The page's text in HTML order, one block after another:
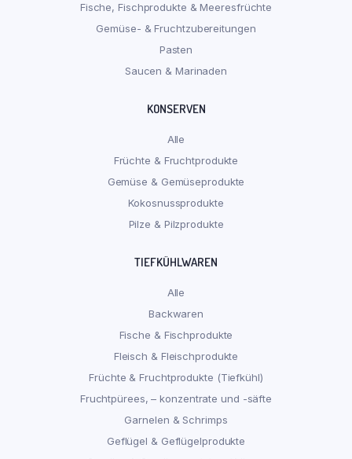
Fische, Fischprodukte & Meeresfrüchte
Gemüse- & Fruchtzubereitungen
Pasten
Saucen & Marinaden
KONSERVEN
Alle
Früchte & Fruchtprodukte
Gemüse & Gemüseprodukte
Kokosnussprodukte
Pilze & Pilzprodukte
TIEFKÜHLWAREN
Alle
Backwaren
Fische & Fischprodukte
Fleisch & Fleischprodukte
Früchte & Fruchtprodukte (Tiefkühl)
Fruchtpürees, – konzentrate und -säfte
Garnelen & Schrimps
Geflügel & Geflügelprodukte